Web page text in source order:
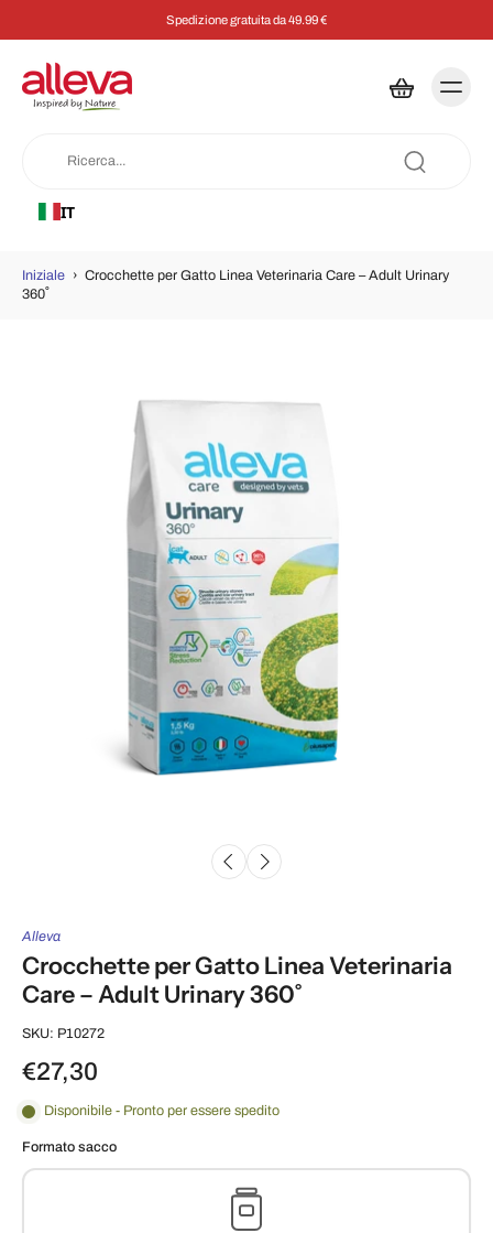
Spedizione gratuita da 49.99 €
IT
Iniziale › Crocchette per Gatto Linea Veterinaria Care – Adult Urinary
360˚
Alleva
Crocchette per Gatto Linea Veterinaria
Care – Adult Urinary 360˚
SKU: P10272
€27,30
Disponibile - Pronto per essere spedito
Formato sacco